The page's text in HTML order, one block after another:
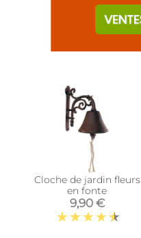
Cloche de jardin fleurs
en fonte
9,90 €